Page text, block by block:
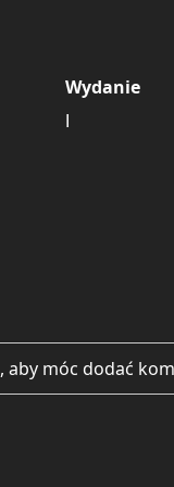
Wydanie
I
, aby móc dodać